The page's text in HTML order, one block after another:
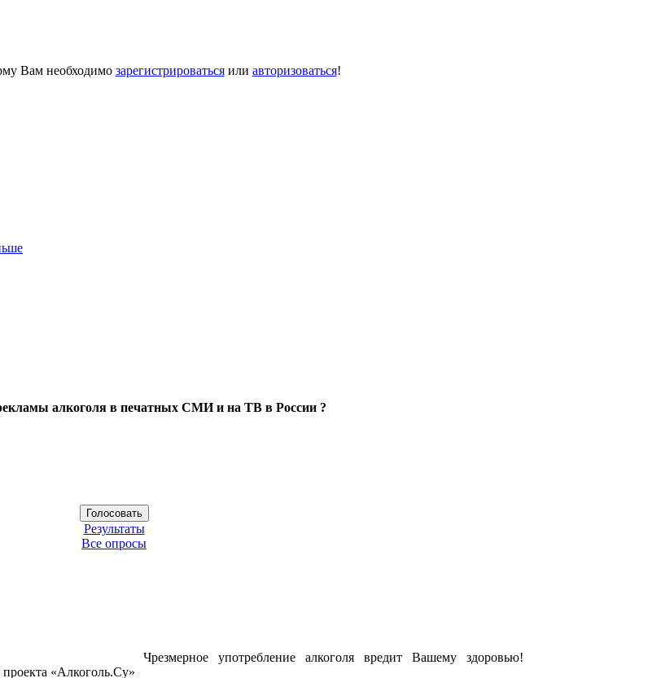
Вам необходимо зарегистрироватьсяили авторизоваться!
алкоголя в печатных СМИ и на ТВ в России ?
Результаты
Все опросы
«Алкоголь.Су»
Чрезмерное употребление алкоголя вредит Вашему здоровью!